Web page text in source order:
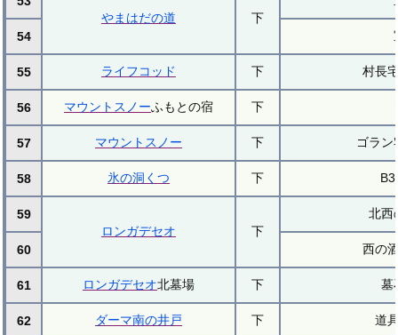
やまはだの道
下
54
55 ライフコッド 下 村長
56 マウントスノーふもとの宿 下
57 マウントスノー 下 ゴラン
58 氷の洞くつ 下
59
ロンガデセオ
下
北西
60 西の
61 ロンガデセオ北墓場 下 墓
62 ダーマ南の井戸 下 道